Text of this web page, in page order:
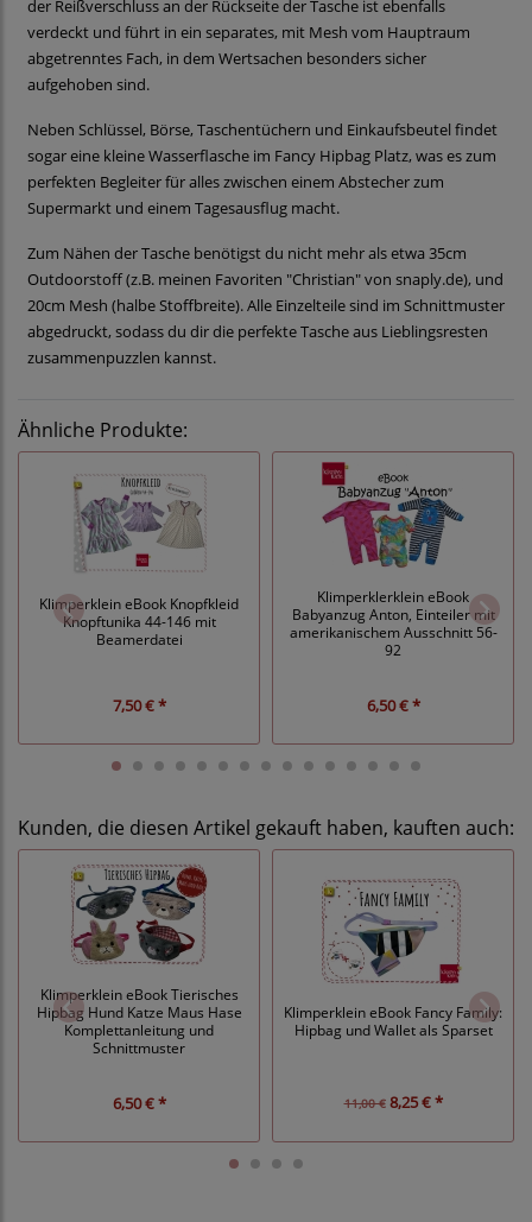
der Reißverschluss an der Rückseite der Tasche ist ebenfalls
verdeckt und führt in ein separates, mit Mesh vom Hauptraum
abgetrenntes Fach, in dem Wertsachen besonders sicher
aufgehoben sind.
Neben Schlüssel, Börse, Taschentüchern und Einkaufsbeutel findet
sogar eine kleine Wasserflasche im Fancy Hipbag Platz, was es zum
perfekten Begleiter für alles zwischen einem Abstecher zum
Supermarkt und einem Tagesausflug macht.
Zum Nähen der Tasche benötigst du nicht mehr als etwa 35cm
Outdoorstoff (z.B. meinen Favoriten "Christian" von snaply.de), und
20cm Mesh (halbe Stoffbreite). Alle Einzelteile sind im Schnittmuster
abgedruckt, sodass du dir die perfekte Tasche aus Lieblingsresten
zusammenpuzzlen kannst.
Ähnliche Produkte:
Klimperklein eBook Knopfkleid
Knopftunika 44-146 mit
Beamerdatei
7,50 € *
Klimperklerklein eBook
Babyanzug Anton, Einteiler mit
amerikanischem Ausschnitt 56-
92
6,50 € *
Kunden, die diesen Artikel gekauft haben, kauften auch:
Klimperklein eBook Tierisches
Hipbag Hund Katze Maus Hase
Komplettanleitung und
Schnittmuster
6,50 € *
Klimperklein eBook Fancy Family:
Hipbag und Wallet als Sparset
11,00 €8,25 € *